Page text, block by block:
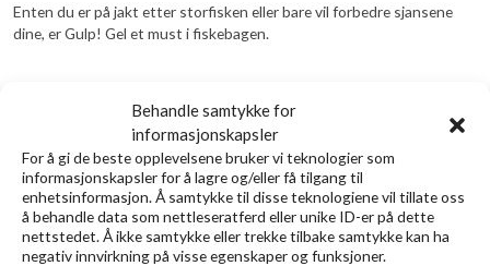
Behandle samtykke for
informasjonskapsler
For å gi de beste opplevelsene bruker vi teknologier som
informasjonskapsler for å lagre og/eller få tilgang til
enhetsinformasjon. Å samtykke til disse teknologiene vil tillate oss
å behandle data som nettleseratferd eller unike ID-er på dette
nettstedet. Å ikke samtykke eller trekke tilbake samtykke kan ha
negativ innvirkning på visse egenskaper og funksjoner.
Enten du er på jakt etter storfisken eller bare vil forbedre sjansene
dine, er Gulp! Gel et must i fiskebagen.
Utsolgt